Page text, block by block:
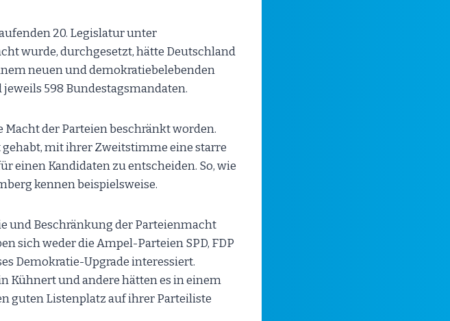
20. Legislatur unter
wurde, durchgesetzt, hätte Deutschland
neuen und demokratiebelebenden
598 Bundestagsmandaten.
der Parteien beschränkt worden.
mit ihrer Zweitstimme eine starre
einen Kandidaten zu entscheiden. So, wie
kennen beispielsweise.
und Beschränkung der Parteienmacht
sich weder die Ampel-Parteien SPD, FDP
Demokratie-Upgrade interessiert.
Kühnert und andere hätten es in einem
guten Listenplatz auf ihrer Parteiliste